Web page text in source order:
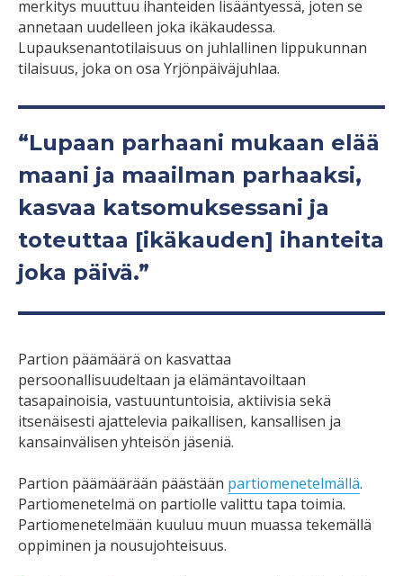
merkitys muuttuu ihanteiden lisääntyessä, joten se
annetaan uudelleen joka ikäkaudessa.
Lupauksenantotilaisuus on juhlallinen lippukunnan
tilaisuus, joka on osa Yrjönpäiväjuhlaa.
“Lupaan parhaani mukaan elää
maani ja maailman parhaaksi,
kasvaa katsomuksessani ja
toteuttaa [ikäkauden] ihanteita
joka päivä.”
Partion päämäärä on kasvattaa
persoonallisuudeltaan ja elämäntavoiltaan
tasapainoisia, vastuuntuntoisia, aktiivisia sekä
itsenäisesti ajattelevia paikallisen, kansallisen ja
kansainvälisen yhteisön jäseniä.
Partion päämäärään päästään partiomenetelmällä.
Partiomenetelmä on partiolle valittu tapa toimia.
Partiomenetelmään kuuluu muun muassa tekemällä
oppiminen ja nousujohteisuus.